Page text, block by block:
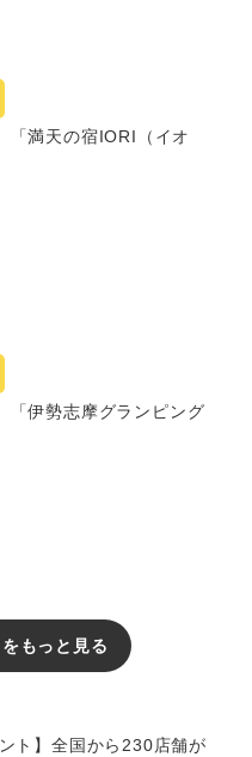
「満天の宿IORI（イオ
「伊勢志摩グランピング
もっと見る
ト】全国から230店舗が